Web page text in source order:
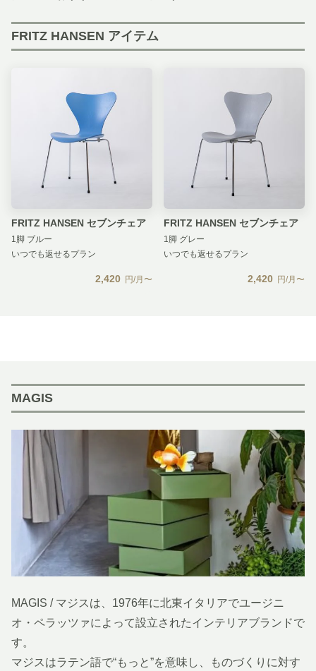
FRITZ HANSEN アイテム
FRITZ HANSEN セブンチェア
1脚 ブルー
いつでも返せるプラン
2,420 円/月〜
FRITZ HANSEN セブンチェア
1脚 グレー
いつでも返せるプラン
2,420 円/月〜
MAGIS
MAGIS / マジスは、1976年に北東イタリアでユージニ
オ・ペラッツァによって設立されたインテリアブランドで
す。
マジスはラテン語で“もっと”を意味し、ものづくりに対す